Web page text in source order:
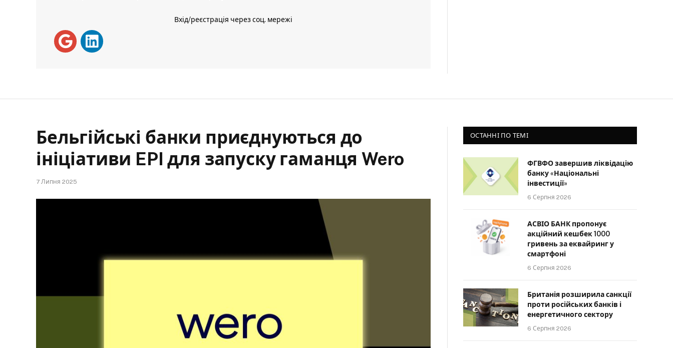
Вхід/реєстрація через соц. мережі
Бельгійські банки приєднуються до
ініціативи EPI для запуску гаманця Wero
7 Липня 2025
ОСТАННІ ПО ТЕМІ
ФГВФО завершив ліквідацію
банку «Національні
інвестиції»
6 Серпня 2026
АСВІО БАНК пропонує
акційний кешбек 1000
гривень за еквайринг у
смартфоні
6 Серпня 2026
Британія розширила санкції
проти російських банків і
енергетичного сектору
6 Серпня 2026